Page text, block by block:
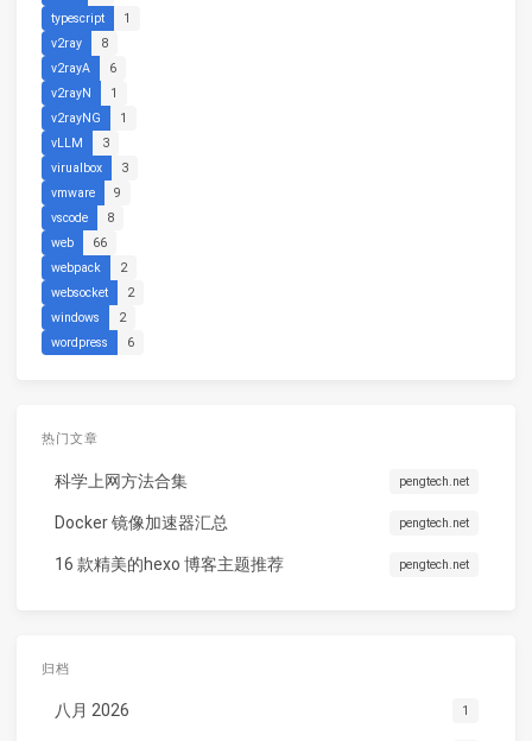
typescript
1
v2ray
8
v2rayA
6
v2rayN
1
v2rayNG
1
vLLM
3
virualbox
3
vmware
9
vscode
8
web
66
webpack
2
websocket
2
windows
2
wordpress
6
热门文章
科学上网方法合集 pengtech.net
Docker 镜像加速器汇总 pengtech.net
16 款精美的hexo 博客主题推荐 pengtech.net
归档
八月 2026 1